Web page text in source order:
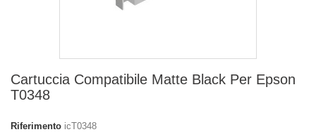
Cartuccia Compatibile Matte Black Per Epson
T0348
Riferimento icT0348